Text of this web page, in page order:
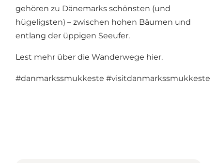
gehören zu Dänemarks schönsten (und
hügeligsten) – zwischen hohen Bäumen und
entlang der üppigen Seeufer.
Lest mehr über die Wanderwege hier.
#danmarkssmukkeste #visitdanmarkssmukkeste